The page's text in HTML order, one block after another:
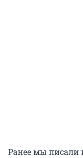
Ранее мы писали